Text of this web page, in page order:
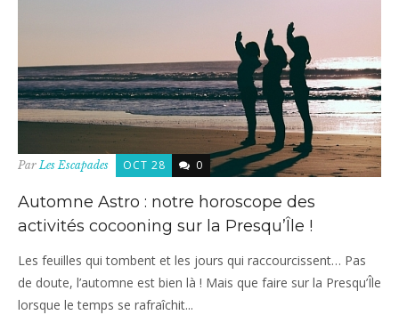
ParLes Escapades OCT 28 0
Automne Astro : notre horoscope des
activités cocooning sur la Presqu’Île !
Les feuilles qui tombent et les jours qui raccourcissent… Pas
de doute, l’automne est bien là ! Mais que faire sur la Presqu’Île
lorsque le temps se rafraîchit...